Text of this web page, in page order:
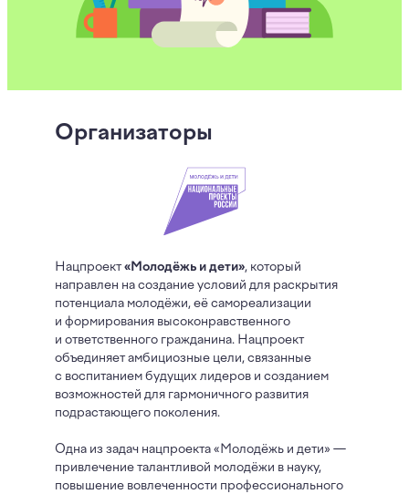
Организаторы
Нацпроект«Молодёжь и дети», который
направлен на создание условий для раскрытия
потенциала молодёжи, её самореализации
и формирования высоконравственного
и ответственного гражданина. Нацпроект
объединяет амбициозные цели, связанные
с воспитанием будущих лидеров и созданием
возможностей для гармоничного развития
подрастающего поколения.
Одна из задач нацпроекта «Молодёжь и дети» —
привлечение талантливой молодёжи в науку,
повышение вовлеченности профессионального